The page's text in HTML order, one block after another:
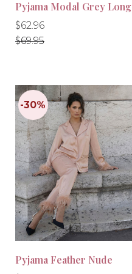
-30%
Pyjama Modal Grey Long
Normale
prijs
$62.96
Normale
prijs
$69.95
Pyjama Feather Nude